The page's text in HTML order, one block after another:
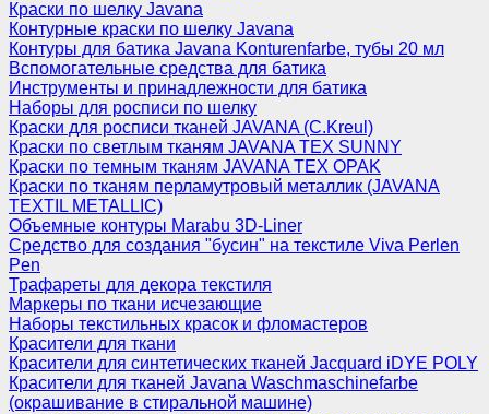
Краски по шелку Javana
Контурные краски по шелку Javana
Контуры для батика Javana Konturenfarbe, тубы 20 мл
Вспомогательные средства для батика
Инструменты и принадлежности для батика
Наборы для росписи по шелку
Краски для росписи тканей JAVANA (C.Kreul)
Краски по светлым тканям JAVANA TEX SUNNY
Краски по темным тканям JAVANA TEX OPAK
Краски по тканям перламутровый металлик (JAVANA
TEXTIL METALLIC)
Объемные контуры Marabu 3D-Liner
Средство для создания "бусин" на текстиле Viva Perlen
Pen
Трафареты для декора текстиля
Маркеры по ткани исчезающие
Наборы текстильных красок и фломастеров
Красители для ткани
Красители для синтетических тканей Jacquard iDYE POLY
Красители для тканей Javana Waschmaschinefarbe
(окрашивание в стиральной машине)